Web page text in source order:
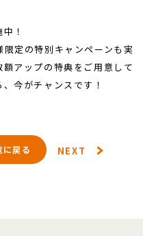
！
定の特別キャンペーンも実
アップの特典をご用意して
今がチャンスです！
戻る NEXT